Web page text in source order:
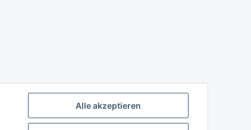
Alle akzeptieren